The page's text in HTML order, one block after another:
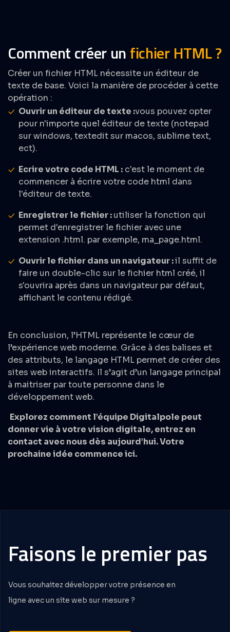
Comment créer unfichier HTML ?
Créer un fichier HTML nécessite un éditeur de
texte de base. Voici la manière de procéder à cette
opération :
Ouvrir un éditeur de texte :vous pouvez opter
pour n'importe quel éditeur de texte (notepad
sur windows, textedit sur macos, sublime text,
ect).
Ecrire votre code HTML : c'est le moment de
commencer à écrire votre code html dans
l'éditeur de texte.
Enregistrer le fichier :utiliser la fonction qui
permet d'enregistrer le fichier avec une
extension .html. par exemple, ma_page.html.
Ouvrir le fichier dans un navigateur :il suffit de
faire un double-clic sur le fichier html créé, il
s'ouvrira après dans un navigateur par défaut,
affichant le contenu rédigé.
En conclusion, l’HTML représente le cœur de
l’expérience web moderne. Grâce à des balises et
des attributs, le langage HTML permet de créer des
sites web interactifs. Il s’agit d’un langage principal
à maitriser par toute personne dans le
développement web.
Explorez comment l’équipe Digitalpole peut
donner vie à votre vision digitale, entrez en
contact avec nous dès aujourd’hui. Votre
prochaine idée commence ici.
Faisons le premier pas
Vous souhaitez développer votre présence en
ligne avec un site web sur mesure ?